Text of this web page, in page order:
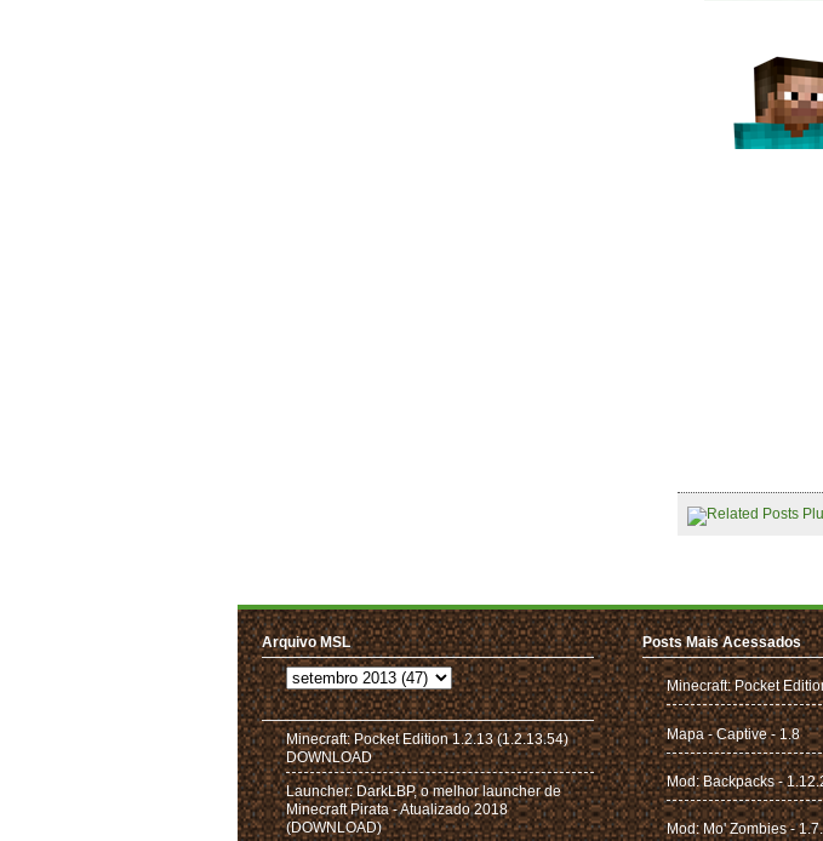
Arquivo MSL
Minecraft: Pocket Edition 1.2.13 (1.2.13.54)
DOWNLOAD
Launcher: DarkLBP, o melhor launcher de
Minecraft Pirata - Atualizado 2018
(DOWNLOAD)
Posts Mais Acessados
Minecraft: Pocket
Mapa - Captive - 1.8
Mod: Backpacks -
Mod: Mo' Zombies -